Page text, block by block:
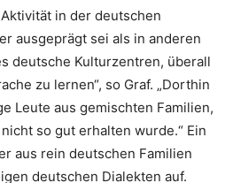
in der deutschen
ausgeprägt sei als in anderen
deutsche Kulturzentren, überall
zu lernen“, so Graf. „Dorthin
Leute aus gemischten Familien,
so gut erhalten wurde.“ Ein
aus rein deutschen Familien
deutschen Dialekten auf.